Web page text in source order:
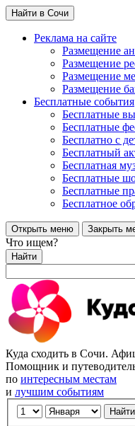
Найти в Сочи
Реклама на сайте
Размещение
Размещение
Размещение
Размещение
Бесплатные события
Бесплатные
Бесплатные
Бесплатно с
Бесплатный
Бесплатная
Бесплатные
Бесплатные
Бесплатное
Открыть меню Закрыть
Что ищем?
Найти
Куда сходить в Сочи.
Помощник и
по интересным местам
и лучшим событиям